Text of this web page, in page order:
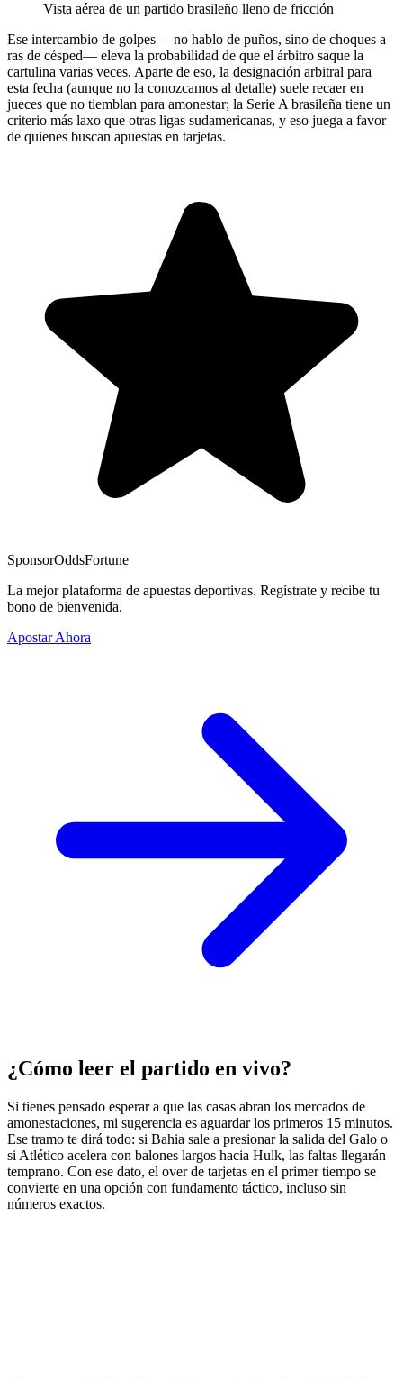
Vista aérea de un partido brasileño lleno de fricción
Ese intercambio de golpes —no hablo de puños, sino de choques a
ras de césped— eleva la probabilidad de que el árbitro saque la
cartulina varias veces. Aparte de eso, la designación arbitral para
esta fecha (aunque no la conozcamos al detalle) suele recaer en
jueces que no tiemblan para amonestar; la Serie A brasileña tiene un
criterio más laxo que otras ligas sudamericanas, y eso juega a favor
de quienes buscan apuestas en tarjetas.
SponsorOddsFortune
La mejor plataforma de apuestas deportivas. Regístrate y recibe tu
bono de bienvenida.
Apostar Ahora
¿Cómo leer el partido en vivo?
Si tienes pensado esperar a que las casas abran los mercados de
amonestaciones, mi sugerencia es aguardar los primeros 15 minutos.
Ese tramo te dirá todo: si Bahia sale a presionar la salida del Galo o
si Atlético acelera con balones largos hacia Hulk, las faltas llegarán
temprano. Con ese dato, el over de tarjetas en el primer tiempo se
convierte en una opción con fundamento táctico, incluso sin
números exactos.